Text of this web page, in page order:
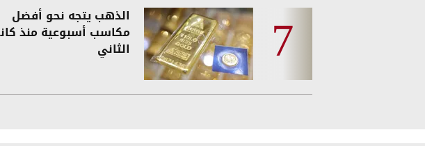
الذهب يتجه نحو أفضل
مكاسب أسبوعية منذ
الثاني